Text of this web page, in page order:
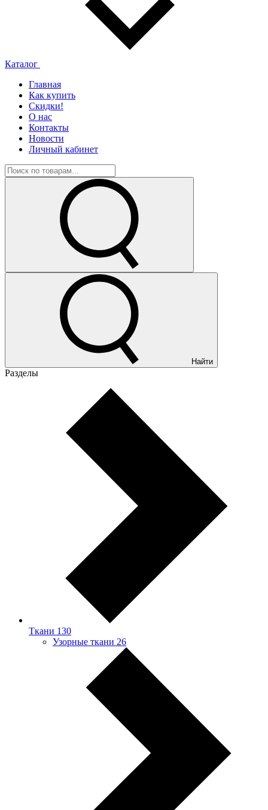
Каталог
Главная
Как купить
Скидки!
О нас
Контакты
Новости
Личный кабинет
Найти
Разделы
Ткани 130
Узорные ткани 26